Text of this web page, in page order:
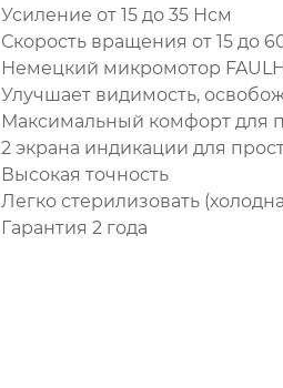
Усиление от 15 до 35 Нсм
Скорость вращения от 15 до
Немецкий микромотор
Улучшает видимость,
Максимальный комфорт для
2 экрана индикации для
Высокая точность
Легко стерилизовать
Гарантия 2 года